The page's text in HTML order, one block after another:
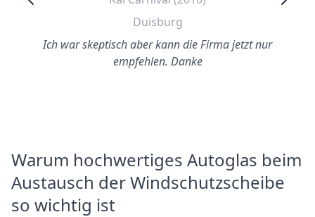
Duisburg
Ich war skeptisch aber kann die Firma jetzt nur
empfehlen. Danke
Warum hochwertiges Autoglas beim
Austausch der Windschutzscheibe
so wichtig ist